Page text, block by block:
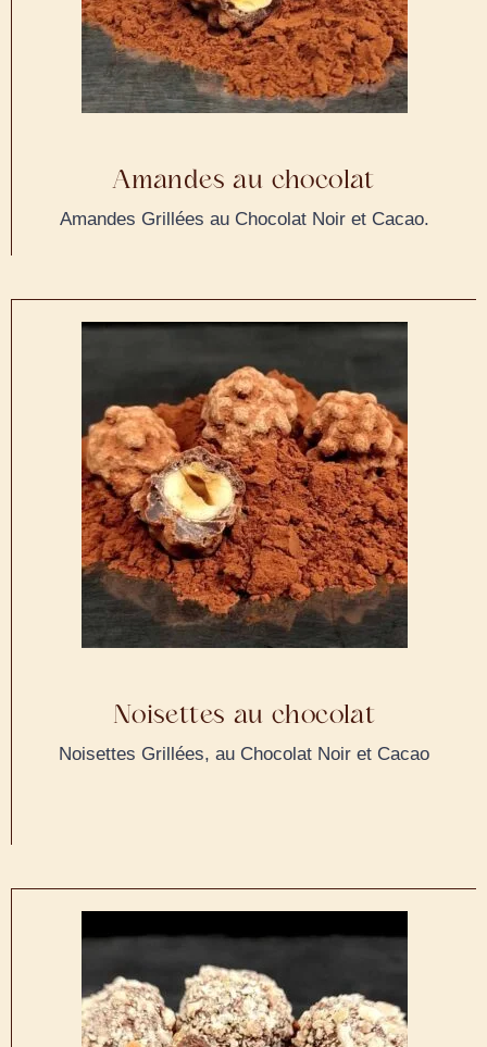
Amandes au chocolat
Amandes Grillées au Chocolat Noir et Cacao.
Noisettes au chocolat
Noisettes Grillées, au Chocolat Noir et Cacao